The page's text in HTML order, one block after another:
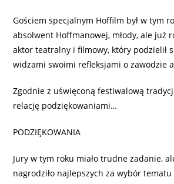
Gościem specjalnym Hoffilm był w tym
absolwent Hoffmanowej, młody, ale już
aktor teatralny i filmowy, który podzielił
widzami swoimi refleksjami o zawodzie
Zgodnie z uświęconą festiwalową
relację podziękowaniami…
PODZIĘKOWANIA
Jury w tym roku miało trudne zadanie,
nagrodziło najlepszych za wybór